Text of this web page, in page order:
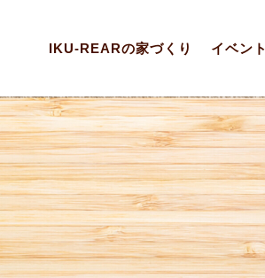
IKU-REARの家づくり イベント